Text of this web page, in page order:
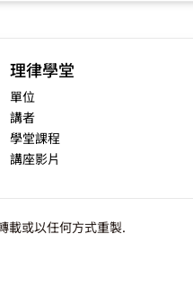
理律學堂
單位
講者
學堂課程
講座影片
載或以任何方式重製.